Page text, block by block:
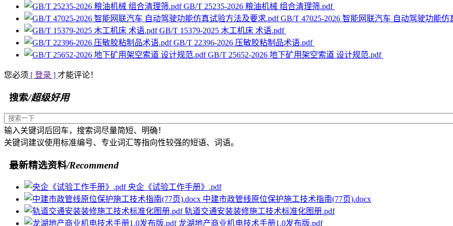
GB/T 25235-2026 粮油机械 组合清理筛.pdf
GB/T 47025-2026 智能网联汽车 自动驾驶功能
GB/T 15379-2025 木工机床 术语.pdf
GB/T 22396-2026 压敏胶粘制品术语.pdf
GB/T 25652-2026 地下矿用架空索道 设计规范.pdf
您必须 [ 登录 ] 才能评论！
搜索/超级好用
输入关键词后回车，搜索词尽量简短、明确！
关键词建议使用标准编号、专业词汇等指向性较强的短语、词语。
最新精选资料/Recommend
央企《试验工作手册》.pdf
中建市政管线原位保护施工技术指南(77页).docx
轨道交通安装装修施工技术标准化图册.pdf
龙湖地产商业机电技术手册1.0发布版.pdf